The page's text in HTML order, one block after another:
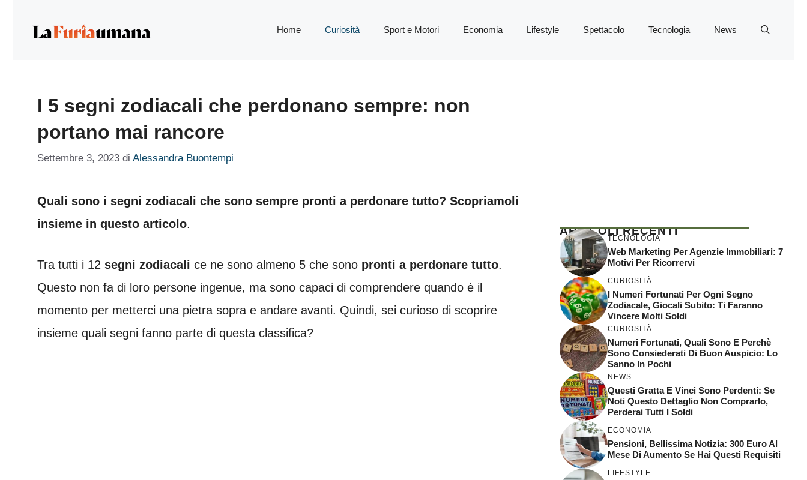
Home Curiosità Sport e Motori Economia Lifestyle Spettacolo Tecnologia News
I 5 segni zodiacali che perdonano sempre: non
portano mai rancore
Settembre 3, 2023 di Alessandra Buontempi
Quali sono i segni zodiacali che sono sempre pronti a perdonare tutto? Scopriamoli
insieme in questo articolo.
Tra tutti i 12 segni zodiacali ce ne sono almeno 5 che sono pronti a perdonare tutto.
Questo non fa di loro persone ingenue, ma sono capaci di comprendere quando è il
momento per metterci una pietra sopra e andare avanti. Quindi, sei curioso di scoprire
insieme quali segni fanno parte di questa classifica?
ARTICOLI RECENTI
TECNOLOGIA
Web Marketing Per Agenzie Immobiliari: 7
Motivi Per Ricorrervi
CURIOSITÀ
I Numeri Fortunati Per Ogni Segno
Zodiacale, Giocali Subito: Ti Faranno
Vincere Molti Soldi
CURIOSITÀ
Numeri Fortunati, Quali Sono E Perchè
Sono Consiederati Di Buon Auspicio: Lo
Sanno In Pochi
NEWS
Questi Gratta E Vinci Sono Perdenti: Se
Noti Questo Dettaglio Non Comprarlo,
Perderai Tutti I Soldi
ECONOMIA
Pensioni, Bellissima Notizia: 300 Euro Al
Mese Di Aumento Se Hai Questi Requisiti
LIFESTYLE